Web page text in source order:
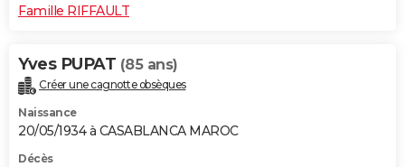
Famille RIFFAULT
Yves PUPAT (85 ans)
Créer une cagnotte obsèques
Naissance
20/05/1934 à CASABLANCA MAROC
Décès